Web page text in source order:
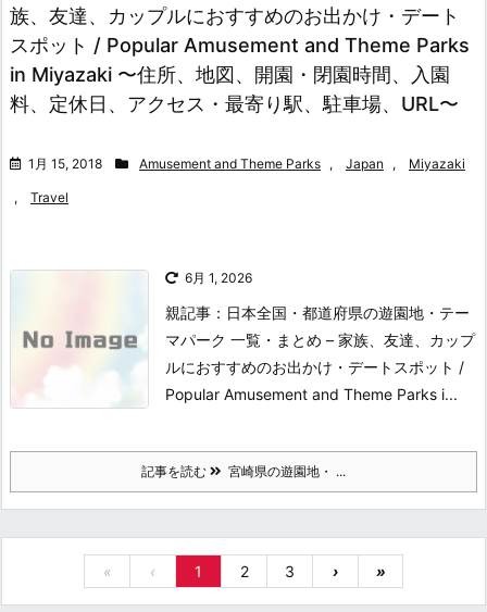
族、友達、カップルにおすすめのお出かけ・デート
スポット / Popular Amusement and Theme Parks
in Miyazaki 〜住所、地図、開園・閉園時間、入園
料、定休日、アクセス・最寄り駅、駐車場、URL〜
1月 15, 2018 Amusement and Theme Parks , Japan , Miyazaki
, Travel
6月 1, 2026
親記事：日本全国・都道府県の遊園地・テー
マパーク 一覧・まとめ – 家族、友達、カップ
ルにおすすめのお出かけ・デートスポット /
Popular Amusement and Theme Parks i...
記事を読む 宮崎県の遊園地・ ...
« ‹ 1 2 3 › »